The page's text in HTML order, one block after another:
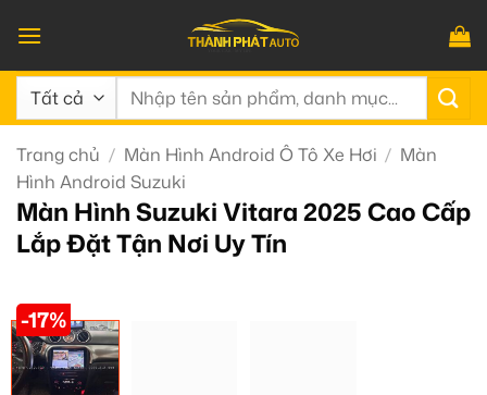
qua
nội
dung
Tìm
Trang chủ / Màn Hình Android Ô Tô Xe Hơi / Màn
Hình Android Suzuki
Màn Hình Suzuki Vitara 2025 Cao Cấp
Lắp Đặt Tận Nơi Uy Tín
-17%